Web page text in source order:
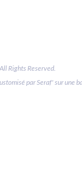
Rights Reserved.
par Seraf' sur une